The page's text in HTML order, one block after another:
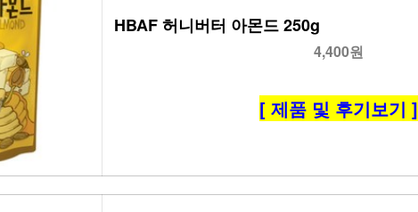
HBAF 허니버터 아몬드 250g
4,400원
[ 제품 및 후기보기 ]